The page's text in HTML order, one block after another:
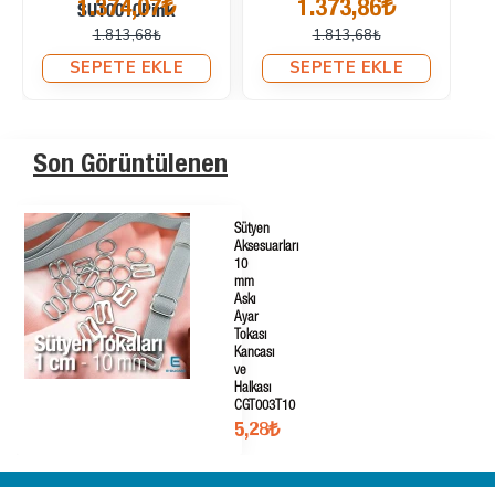
SEPETE EKLE SEPETE EKLE
Son Görüntülenen
Sütyen
Aksesuarları
10
mm
Askı
Ayar
Tokası
Kancası
ve
Halkası
CGT003T10
5,28₺